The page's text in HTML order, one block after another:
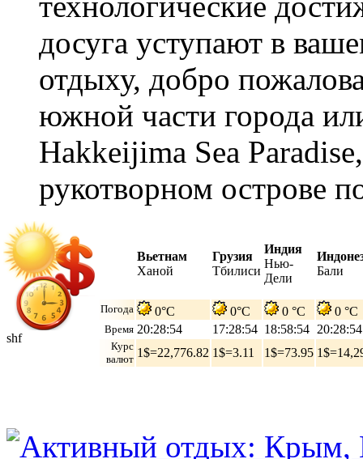
досуга уступают в
отдыху, добро
южной части города
Hakkeijima Sea
рукотворном острове
Вьетнам
Ханой
Грузия
Тбилиси
Индия
Нью-
Дели
Бали
Погода 0°C 0°C 0 °C 0 °C
Время 20:28:55 17:28:55 18:58:55 20:28:55
Курс
валют 1$=22,776.82 1$=3.11 1$=73.95
shf